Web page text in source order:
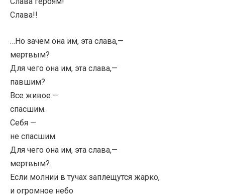
Слава!!
…Но зачем она им, эта слава,—
мертвым?
Для чего она им, эта слава,—
павшим?
Все живое —
спасшим.
Себя —
не спасшим.
Для чего она им, эта слава,—
мертвым?..
Если молнии в тучах заплещутся жарко,
и огромное небо